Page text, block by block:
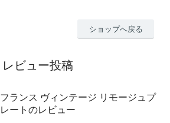
ショップへ戻る
レビュー投稿
フランス ヴィンテージ リモージュプ
レートのレビュー